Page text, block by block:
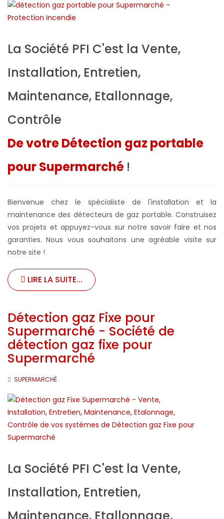
La Société PFI C'est la Vente,
Installation, Entretien,
Maintenance, Etallonnage,
Contrôle
De votre Détection gaz portable
pour Supermarché !
Bienvenue chez le spécialiste de l'installation et la
maintenance des détecteurs de gaz portable. Construisez
vos projets et appuyez-vous sur notre savoir faire et nos
garanties. Nous vous souhaitons une agréable visite sur
notre site !
LIRE LA SUITE...
Détection gaz Fixe pour
Supermarché - Société de
détection gaz fixe pour
Supermarché
SUPERMARCHÉ
La Société PFI C'est la Vente,
Installation, Entretien,
Maintenance, Etallonnage,